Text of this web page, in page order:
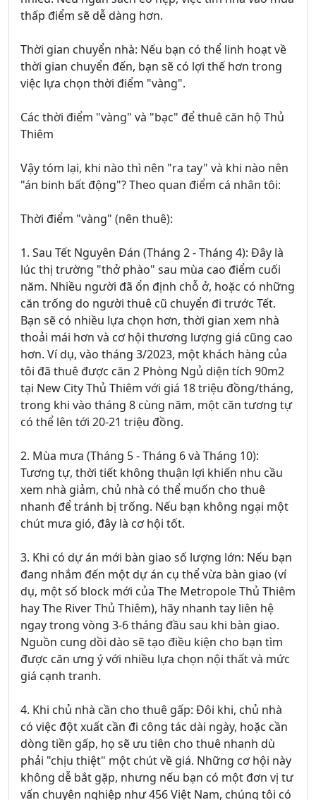
thấp điểm sẽ dễ dàng hơn.
Thời gian chuyển nhà: Nếu bạn có thể linh hoạt về
thời gian chuyển đến, bạn sẽ có lợi thế hơn trong
việc lựa chọn thời điểm "vàng".
Các thời điểm "vàng" và "bạc" để thuê căn hộ Thủ
Thiêm
Vậy tóm lại, khi nào thì nên "ra tay" và khi nào nên
"án binh bất động"? Theo quan điểm cá nhân tôi:
Thời điểm "vàng" (nên thuê):
1. Sau Tết Nguyên Đán (Tháng 2 - Tháng 4): Đây là
lúc thị trường "thở phào" sau mùa cao điểm cuối
năm. Nhiều người đã ổn định chỗ ở, hoặc có những
căn trống do người thuê cũ chuyển đi trước Tết.
Bạn sẽ có nhiều lựa chọn hơn, thời gian xem nhà
thoải mái hơn và cơ hội thương lượng giá cũng cao
hơn. Ví dụ, vào tháng 3/2023, một khách hàng của
tôi đã thuê được căn 2 Phòng Ngủ diện tích 90m2
tại New City Thủ Thiêm với giá 18 triệu đồng/tháng,
trong khi vào tháng 8 cùng năm, một căn tương tự
có thể lên tới 20-21 triệu đồng.
2. Mùa mưa (Tháng 5 - Tháng 6 và Tháng 10):
Tương tự, thời tiết không thuận lợi khiến nhu cầu
xem nhà giảm, chủ nhà có thể muốn cho thuê
nhanh để tránh bị trống. Nếu bạn không ngại một
chút mưa gió, đây là cơ hội tốt.
3. Khi có dự án mới bàn giao số lượng lớn: Nếu bạn
đang nhắm đến một dự án cụ thể vừa bàn giao (ví
dụ, một số block mới của The Metropole Thủ Thiêm
hay The River Thủ Thiêm), hãy nhanh tay liên hệ
ngay trong vòng 3-6 tháng đầu sau khi bàn giao.
Nguồn cung dồi dào sẽ tạo điều kiện cho bạn tìm
được căn ưng ý với nhiều lựa chọn nội thất và mức
giá cạnh tranh.
4. Khi chủ nhà cần cho thuê gấp: Đôi khi, chủ nhà
có việc đột xuất cần đi công tác dài ngày, hoặc cần
dòng tiền gấp, họ sẽ ưu tiên cho thuê nhanh dù
phải "chịu thiệt" một chút về giá. Những cơ hội này
không dễ bắt gặp, nhưng nếu bạn có một đơn vị tư
vấn chuyên nghiệp như 456 Việt Nam, chúng tôi có